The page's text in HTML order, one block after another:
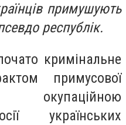
примушують
республік.
кримінальне
примусової
окупаційною
українських